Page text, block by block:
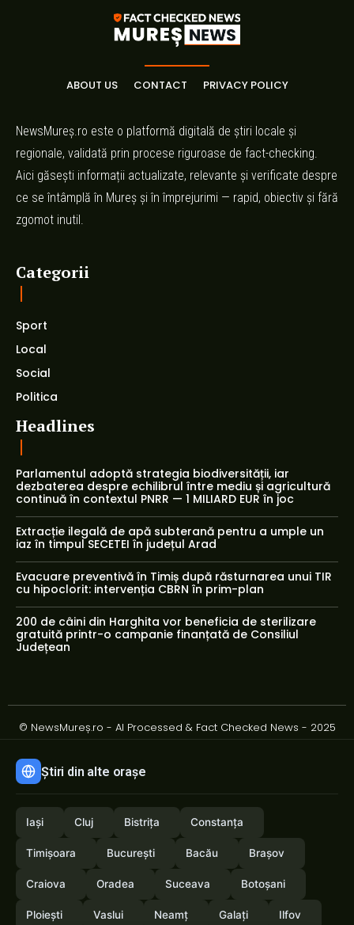
ABOUT US CONTACT PRIVACY POLICY
NewsMureș.ro este o platformă digitală de știri locale și
regionale, validată prin procese riguroase de fact-checking.
Aici găsești informații actualizate, relevante și verificate despre
ce se întâmplă în Mureș și în împrejurimi — rapid, obiectiv și fără
zgomot inutil.
Categorii
Sport
Local
Social
Politica
Headlines
Parlamentul adoptă strategia biodiversității, iar
dezbaterea despre echilibrul între mediu și agricultură
continuă în contextul PNRR — 1 MILIARD EUR în joc
Extracție ilegală de apă subterană pentru a umple un
iaz în timpul SECETEI în județul Arad
Evacuare preventivă în Timiș după răsturnarea unui TIR
cu hipoclorit: intervenția CBRN în prim-plan
200 de câini din Harghita vor beneficia de sterilizare
gratuită printr-o campanie finanțată de Consiliul
Județean
© NewsMureș.ro - AI Processed & Fact Checked News - 2025
Știri din alte orașe
Iași Cluj Bistrița Constanța
Timișoara București Bacău Brașov
Craiova Oradea Suceava Botoșani
Ploiești Vaslui Neamț Galați Ilfov